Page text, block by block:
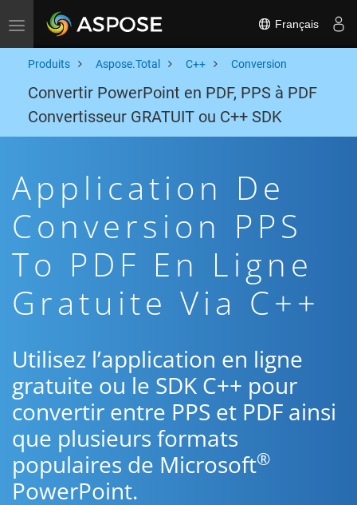
Toggle navigation Français
Produits Aspose.Total C++ Conversion
Convertir PowerPoint en PDF, PPS à PDF
Convertisseur GRATUIT ou C++ SDK
Application De
Conversion PPS
To PDF En Ligne
Gratuite Via C++
Utilisez l’application en ligne
gratuite ou le SDK C++ pour
convertir entre PPS et PDF ainsi
que plusieurs formats
populaires de Microsoft®
PowerPoint.